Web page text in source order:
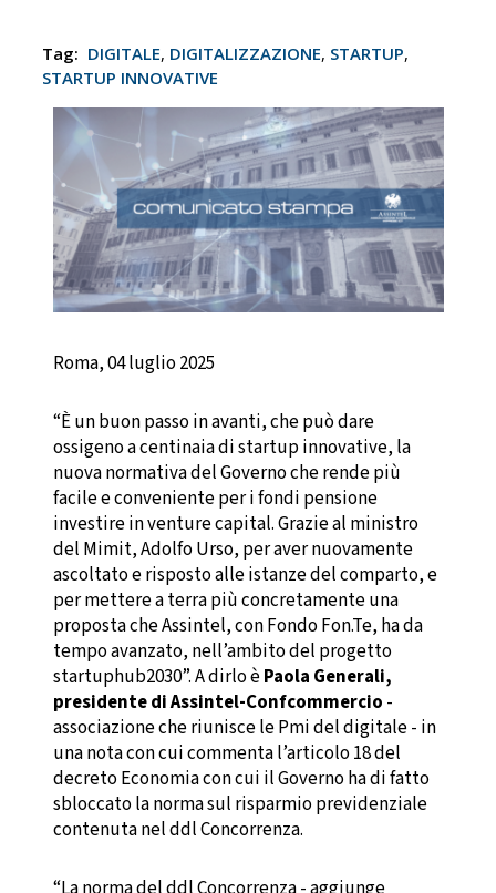
Tag: DIGITALE, DIGITALIZZAZIONE, STARTUP,
STARTUP INNOVATIVE
Roma, 04 luglio 2025
“È un buon passo in avanti, che può dare
ossigeno a centinaia di startup innovative, la
nuova normativa del Governo che rende più
facile e conveniente per i fondi pensione
investire in venture capital. Grazie al ministro
del Mimit, Adolfo Urso, per aver nuovamente
ascoltato e risposto alle istanze del comparto, e
per mettere a terra più concretamente una
proposta che Assintel, con Fondo Fon.Te, ha da
tempo avanzato, nell’ambito del progetto
startuphub2030”. A dirlo èPaola Generali,
presidente di Assintel-Confcommercio -
associazione che riunisce le Pmi del digitale - in
una nota con cui commenta l’articolo 18 del
decreto Economia con cui il Governo ha di fatto
sbloccato la norma sul risparmio previdenziale
contenuta nel ddl Concorrenza.